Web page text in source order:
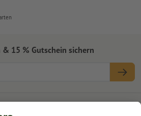
15 % Gutschein sichern